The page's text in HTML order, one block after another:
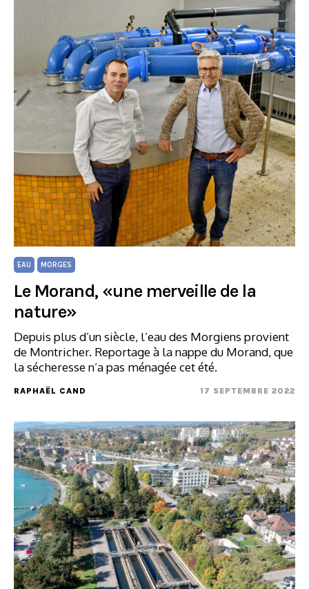
EAU MORGES
Le Morand, «une merveille de la
nature»
Depuis plus d’un siècle, l’eau des Morgiens provient
de Montricher. Reportage à la nappe du Morand, que
la sécheresse n’a pas ménagée cet été.
RAPHAËL CAND 17 SEPTEMBRE 2022